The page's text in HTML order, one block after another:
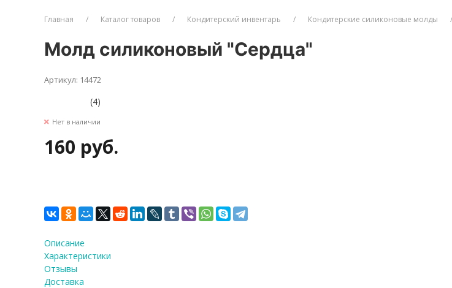
Главная Каталог товаров Кондитерский инвентарь Кондитерские силиконовые молды
Молд силиконовый "Сердца"
Артикул: 14472
(4)
Нет в наличии
160 руб.
Описание
Характеристики
Отзывы
Доставка